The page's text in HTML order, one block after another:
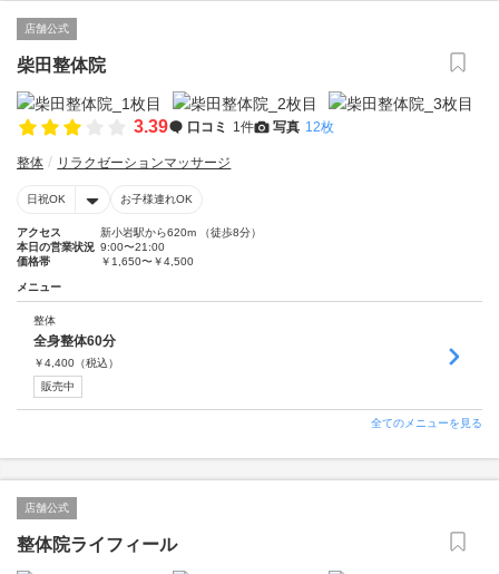
店舗公式
柴田整体院
3.39 口コミ 1件 写真 12枚
整体 リラクゼーションマッサージ
日祝OK お子様連れOK
アクセス
新小岩駅から620m （徒歩8分）
本日の営業状況 9:00〜21:00
価格帯
￥1,650〜￥4,500
メニュー
整体
全身整体60分
￥4,400 （税込）
販売中
全てのメニューを見る
店舗公式
整体院ライフィール